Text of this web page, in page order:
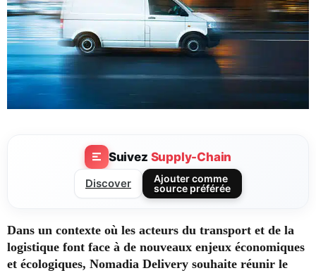
Suivez Supply-Chain
Discover
Ajouter comme
source préférée
Dans un contexte où les acteurs du transport et de la
logistique font face à de nouveaux enjeux économiques
et écologiques, Nomadia Delivery souhaite réunir le